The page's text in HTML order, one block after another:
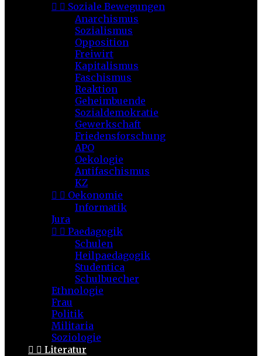
  Soziale Bewegungen
Anarchismus
Sozialismus
Opposition
Freiwirt
Kapitalismus
Faschismus
Reaktion
Geheimbuende
Sozialdemokratie
Gewerkschaft
Friedensforschung
APO
Oekologie
Antifaschismus
KZ
  Oekonomie
Informatik
Jura
  Paedagogik
Schulen
Heilpaedagogik
Studentica
Schulbuecher
Ethnologie
Frau
Politik
Militaria
Soziologie
  Literatur